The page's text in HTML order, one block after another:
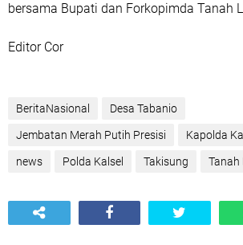
bersama Bupati dan Forkopimda Tanah
Editor Cor
BeritaNasional Desa Tabanio
Jembatan Merah Putih Presisi Kapolda
news Polda Kalsel Takisung Tanah